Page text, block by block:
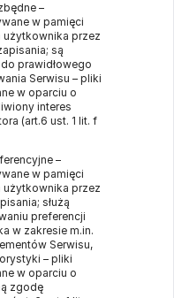
–
w pamięci
użytkownika przez
są
prawidłowego
Serwisu – pliki
w oparciu o
interes
(art.6 ust. 1 lit. f
–
w pamięci
użytkownika przez
służą
preferencji
w zakresie m.in.
Serwisu,
– pliki
w oparciu o
zgodę